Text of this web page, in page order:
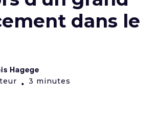
dans le
Hagege
• 3 minutes